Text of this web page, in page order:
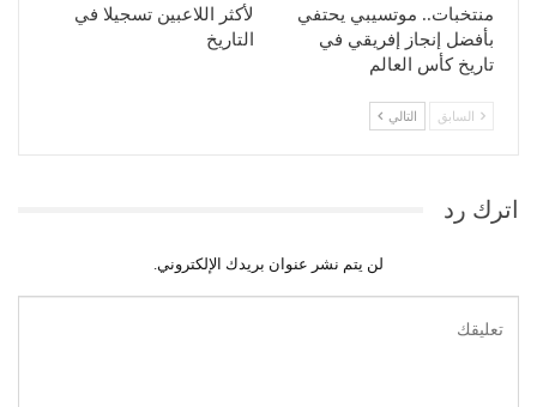
منتخبات.. موتسيبي يحتفي
بأفضل إنجاز إفريقي في
تاريخ كأس العالم
لأكثر اللاعبين تسجيلا في
التاريخ
السابق التالي
اترك رد
لن يتم نشر عنوان بريدك الإلكتروني.